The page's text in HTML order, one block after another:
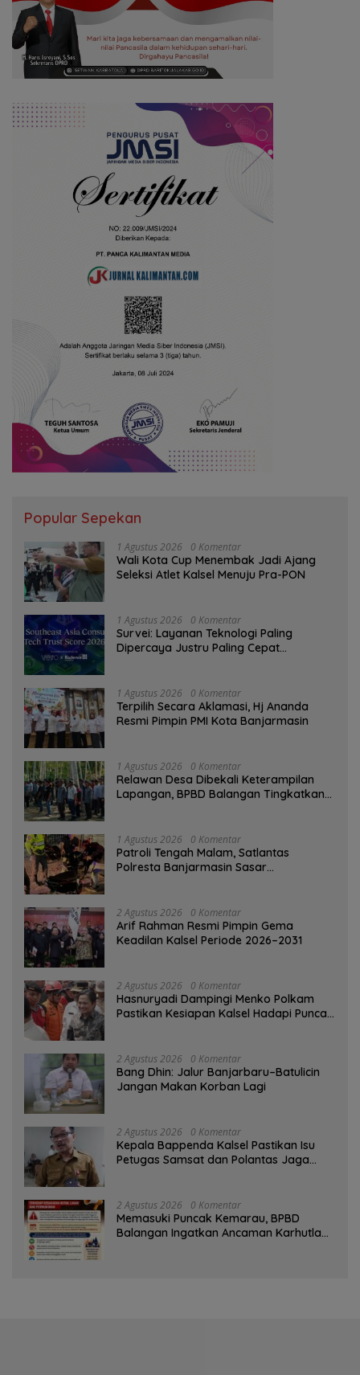
Popular Sepekan
1 Agustus 2026 0 Komentar
Wali Kota Cup Menembak Jadi Ajang
Seleksi Atlet Kalsel Menuju Pra-PON
1 Agustus 2026 0 Komentar
Survei: Layanan Teknologi Paling
Dipercaya Justru Paling Cepat
1 Agustus 2026 0 Komentar
‎Terpilih Secara Aklamasi, Hj Ananda
Resmi Pimpin PMI Kota Banjarmasin
1 Agustus 2026 0 Komentar
Relawan Desa Dibekali Keterampilan
Lapangan, BPBD Balangan Tingkatkan
1 Agustus 2026 0 Komentar
Patroli Tengah Malam, Satlantas
Polresta Banjarmasin Sasar
2 Agustus 2026 0 Komentar
Arif Rahman Resmi Pimpin Gema
Keadilan Kalsel Periode 2026–2031
2 Agustus 2026 0 Komentar
Hasnuryadi Dampingi Menko Polkam
Pastikan Kesiapan Kalsel Hadapi Puncak
2 Agustus 2026 0 Komentar
Bang Dhin: Jalur Banjarbaru–Batulicin
Jangan Makan Korban Lagi
2 Agustus 2026 0 Komentar
Kepala Bappenda Kalsel Pastikan Isu
Petugas Samsat dan Polantas Jaga
2 Agustus 2026 0 Komentar
Memasuki Puncak Kemarau, BPBD
Balangan Ingatkan Ancaman Karhutla